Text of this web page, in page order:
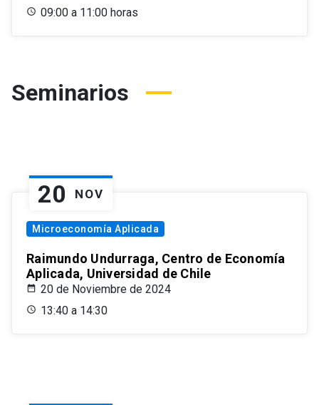
09:00 a 11:00 horas
Seminarios
20 NOV
Microeconomía Aplicada
Raimundo Undurraga, Centro de Economía
Aplicada, Universidad de Chile
20 de Noviembre de 2024
13:40 a 14:30